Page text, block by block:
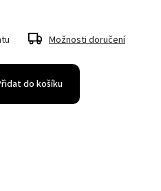
Možnosti doručení
do košíku